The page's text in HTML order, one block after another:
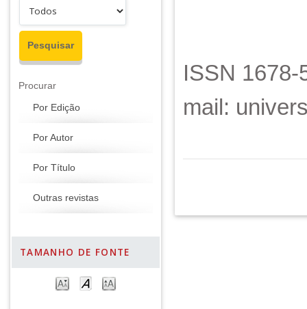
Procurar
Por Edição
Por Autor
Por Título
Outras revistas
TAMANHO DE FONTE
ISSN
mail: